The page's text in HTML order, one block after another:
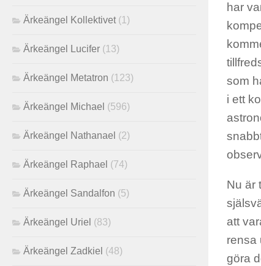
har
som
i ett
Nu är
att
rensa
göra
Ärkeängel Kollektivet (1)
Ärkeängel Lucifer (13)
Ärkeängel Metatron (123)
Ärkeängel Michael (596)
Ärkeängel Nathanael (2)
Ärkeängel Raphael (74)
Ärkeängel Sandalfon (5)
Ärkeängel Uriel (83)
Ärkeängel Zadkiel (48)